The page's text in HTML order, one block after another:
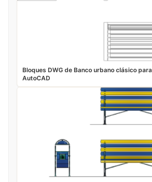
Bloques DWG de Banco urbano clásico
AutoCAD